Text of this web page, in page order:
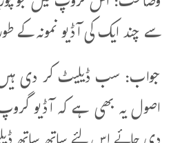
سے چند ایک کی آڈیو نمونہ کے
جواب: سب ڈیلیٹ کر دی
اصول یہ بھی ہے کہ آڈیو